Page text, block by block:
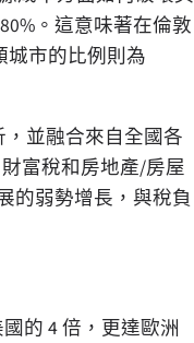
。這意味著在倫敦
城市的比例則為
，並融合來自全國各
富稅和房地產/房屋
的弱勢增長，與稅負
的 4 倍，更達歐洲